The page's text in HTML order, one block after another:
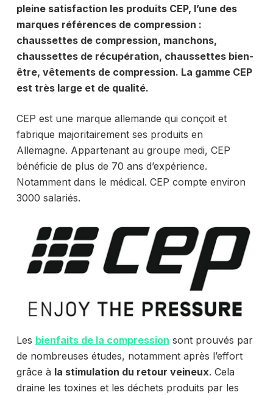
pleine satisfaction les produits CEP, l’une des
marques référencesde compression :
chaussettes de compression, manchons,
chaussettes de récupération, chaussettes bien-
être, vêtements de compression. La gamme CEP
est très large et de qualité.
CEP est une marque allemande qui conçoit et
fabrique majoritairement ses produits en
Allemagne. Appartenant au groupe medi, CEP
bénéficie de plus de 70 ans d’expérience.
Notamment dans le médical. CEP compte environ
3000 salariés.
Les bienfaits de la compression sont prouvés par
de nombreuses études, notamment après l’effort
grâce à la stimulation du retour veineux. Cela
draine les toxines et les déchets produits par les